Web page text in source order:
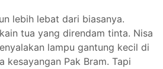
lebih lebat dari biasanya.
tua yang direndam tinta. Nisa
lampu gantung kecil di
kesayangan Pak Bram. Tapi